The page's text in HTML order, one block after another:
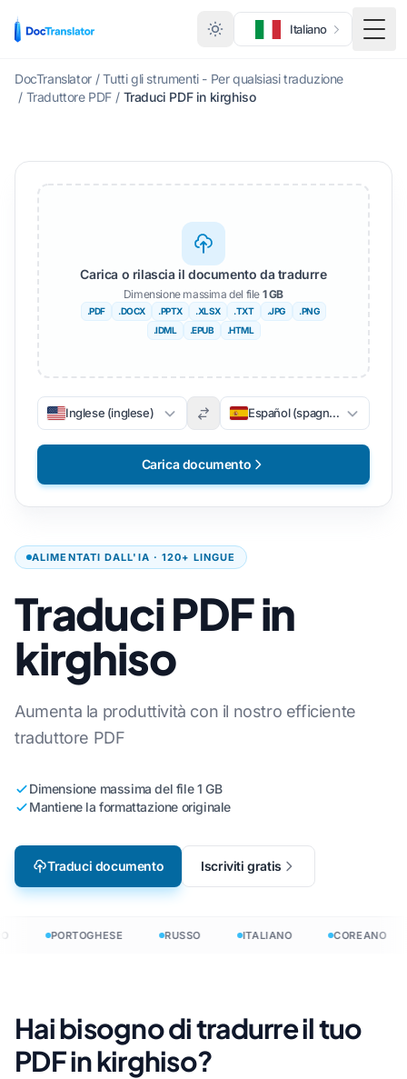
Italiano
DocTranslator / Tutti gli strumenti - Per qualsiasi traduzione
/ Traduttore PDF / Traduci PDF in kirghiso
ALIMENTATI DALL'IA · 120+ LINGUE
Traduci PDF in
kirghiso
Aumenta la produttività con il nostro efficiente
traduttore PDF
Dimensione massima del file 1 GB
Mantiene la formattazione originale
Traduci documento Iscriviti gratis
Carica o rilascia il documento da tradurre
Dimensione massima del file 1 GB
.PDF .DOCX .PPTX .XLSX .TXT .JPG
.PNG
.IDML
.EPUB .HTML
Inglese (inglese) Español (spagnolo)
Carica documento
PORTOGHESE RUSSO ITALIANO COREANO
Hai bisogno di tradurre il tuo
PDF in kirghiso?